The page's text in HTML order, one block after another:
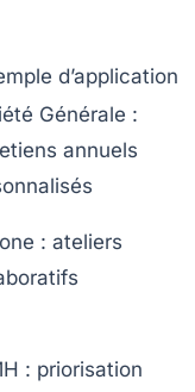
d’application
Générale :
annuels
: ateliers
: priorisation